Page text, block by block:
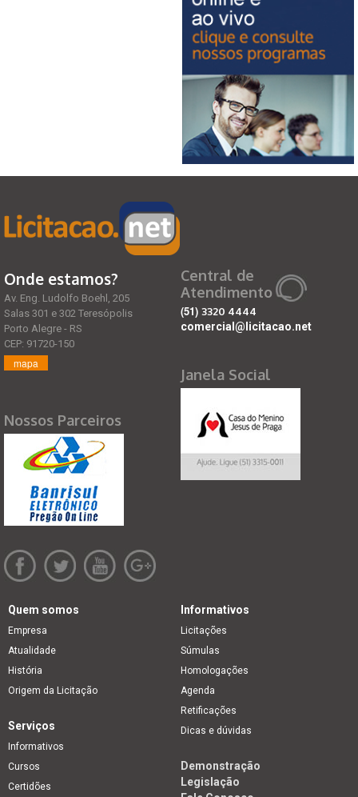
Onde estamos?
Av. Eng. Ludolfo Boehl, 205
Salas 301 e 302 Teresópolis
Porto Alegre - RS
CEP: 91720-150
mapa
Nossos Parceiros
Central de
Atendimento
(51) 3320 4444
comercial@licitacao.net
Janela Social
Quem somos
Empresa
Atualidade
História
Origem da Licitação
Informativos
Licitações
Súmulas
Homologações
Agenda
Retificações
Dicas e dúvidas
Serviços
Informativos
Cursos
Certidões
Demonstração
Legislação